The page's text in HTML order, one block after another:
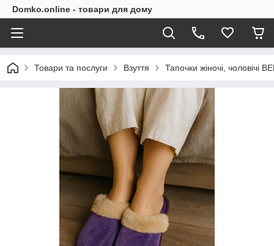
Domko.online - товари для дому
Товари та послуги Взуття Тапочки жіночі, чоловічі